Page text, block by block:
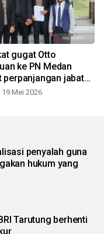
gugat Otto
ke PN Medan
perpanjangan jabatan
DPN Peradi
19 Mei 2026
penyalah guna
hukum yang
Tarutung berhenti